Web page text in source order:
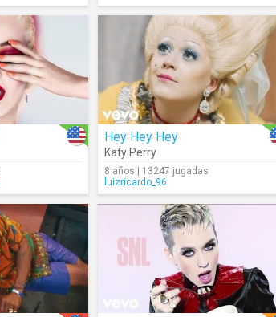
Hey Hey Hey
Katy Perry
8 años | 13247 jugadas
luizricardo_96